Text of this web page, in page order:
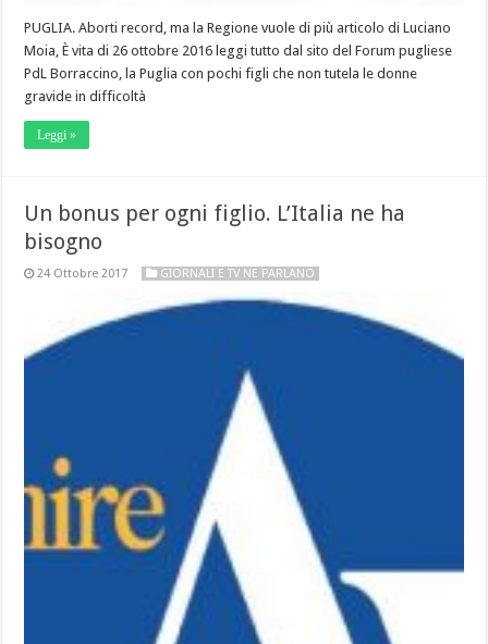
PUGLIA. Aborti record, ma la Regione vuole di più articolo di Luciano
Moia, È vita di 26 ottobre 2016 leggi tutto dal sito del Forum pugliese
PdL Borraccino, la Puglia con pochi figli che non tutela le donne
gravide in difficoltà
Leggi »
Un bonus per ogni figlio. L’Italia ne ha
bisogno
24 Ottobre 2017 GIORNALI E TV NE PARLANO